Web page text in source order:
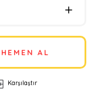
HEMEN AL
Karşılaştır